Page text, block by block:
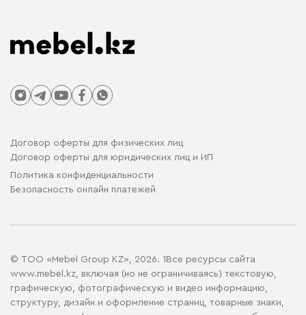
Договор оферты для физических лиц
Договор оферты для юридических лиц и ИП
Политика конфиденциальности
Безопасность онлайн платежей
© ТОО «Mebel Group KZ», 2026. 1Все ресурсы сайта
www.mebel.kz, включая (но не ограничиваясь) текстовую,
графическую, фотографическую и видео информацию,
структуру, дизайн и оформление страниц, товарные знаки,